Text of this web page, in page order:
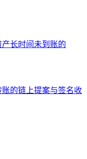
长时间未到账的
的链上提案与签名收